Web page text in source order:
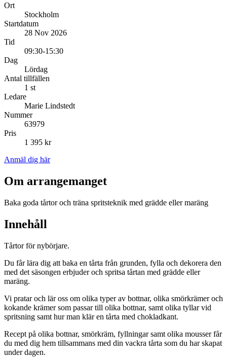
Ort
Stockholm
Startdatum
28 Nov 2026
Tid
09:30-15:30
Dag
Lördag
Antal tillfällen
1 st
Ledare
Marie Lindstedt
Nummer
63979
Pris
1 395 kr
Anmäl dig här
Om arrangemanget
Baka goda tårtor och träna spritsteknik med grädde eller maräng
Innehåll
Tårtor för nybörjare.
Du får lära dig att baka en tårta från grunden, fylla och dekorera den
med det säsongen erbjuder och spritsa tårtan med grädde eller
maräng.
Vi pratar och lär oss om olika typer av bottnar, olika smörkrämer och
kokande krämer som passar till olika bottnar, samt olika tyllar vid
spritsning samt hur man klär en tårta med chokladkant.
Recept på olika bottnar, smörkräm, fyllningar samt olika mousser får
du med dig hem tillsammans med din vackra tårta som du har skapat
under dagen.